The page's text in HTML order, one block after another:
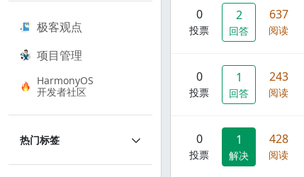
极客观点
项目管理
HarmonyOS
开发者社区
热门标签
0
投票
2
回答
637
阅读
0
投票
1
回答
243
阅读
0
投票
1
解决
428
阅读